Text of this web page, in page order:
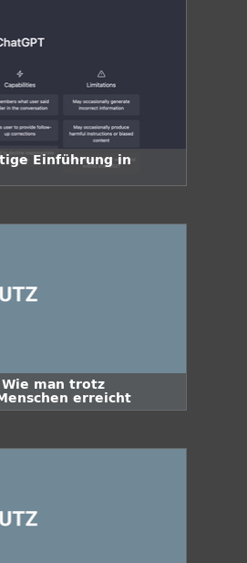
Einführung in
Wie man trotz
erreicht